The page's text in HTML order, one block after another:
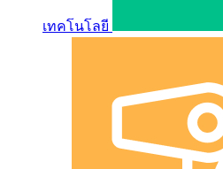
เทคโนโลยี